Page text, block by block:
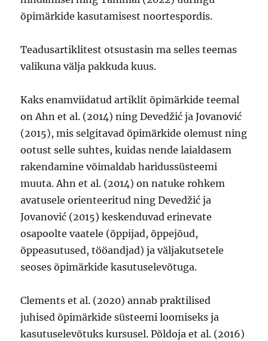
õpimärkide kasutamisest noortespordis.
Teadusartiklitest otsustasin ma selles teemas
valikuna välja pakkuda kuus.
Kaks enamviidatud artiklit õpimärkide teemal
on Ahn et al. (2014) ning Devedžić ja Jovanović
(2015), mis selgitavad õpimärkide olemust ning
ootust selle suhtes, kuidas nende laialdasem
rakendamine võimaldab haridussüsteemi
muuta. Ahn et al. (2014) on natuke rohkem
avatusele orienteeritud ning Devedžić ja
Jovanović (2015) keskenduvad erinevate
osapoolte vaatele (õppijad, õppejõud,
õppeasutused, tööandjad) ja väljakutsetele
seoses õpimärkide kasutuselevõtuga.
Clements et al. (2020) annab praktilised
juhised õpimärkide süsteemi loomiseks ja
kasutuselevõtuks kursusel. Põldoja et al. (2016)